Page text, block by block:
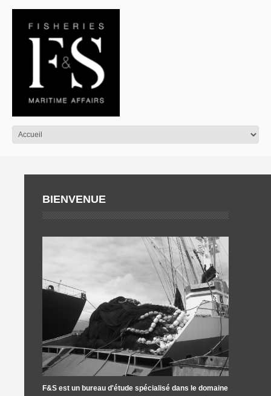
BIENVENUE
F&S est un bureau d'étude spécialisé dans le domaine